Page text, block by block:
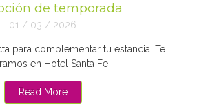
de temporada
01 / 03 / 2026
para complementar tu estancia. Te
en Hotel Santa Fe
Read More